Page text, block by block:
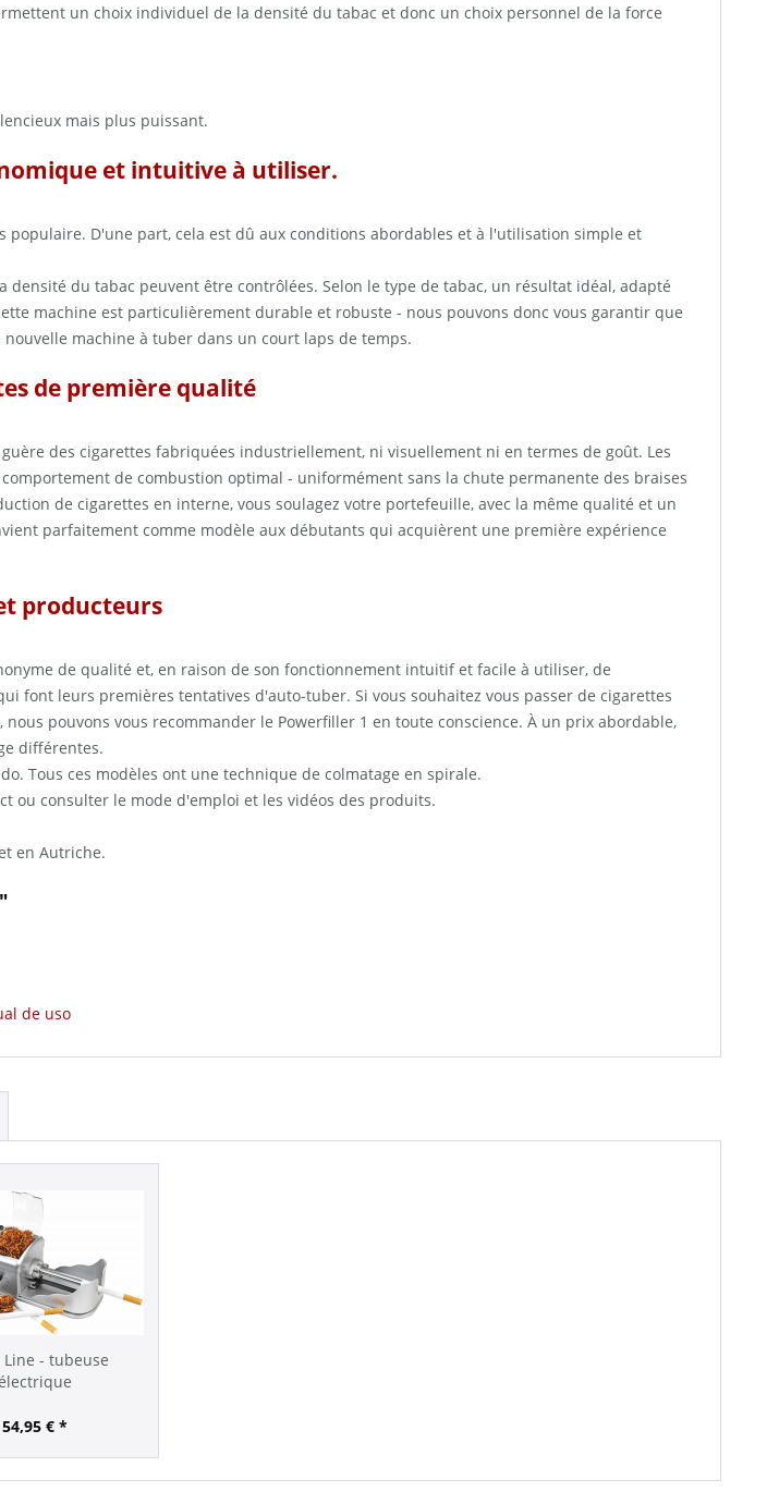
un choix individuel de la densité du tabac et donc un choix personnel de la force
mais plus puissant.
et intuitive à utiliser.
D'une part, cela est dû aux conditions abordables et à l'utilisation simple et
du tabac peuvent être contrôlées. Selon le type de tabac, un résultat idéal, adapté
machine est particulièrement durable et robuste - nous pouvons donc vous garantir que
machine à tuber dans un court laps de temps.
de première qualité
des cigarettes fabriquées industriellement, ni visuellement ni en termes de goût. Les
de combustion optimal - uniformément sans la chute permanente des braises
de cigarettes en interne, vous soulagez votre portefeuille, avec la même qualité et un
parfaitement comme modèle aux débutants qui acquièrent une première expérience
producteurs
de qualité et, en raison de son fonctionnement intuitif et facile à utiliser, de
font leurs premières tentatives d'auto-tuber. Si vous souhaitez vous passer de cigarettes
pouvons vous recommander le Powerfiller 1 en toute conscience. À un prix abordable,
différentes.
Tous ces modèles ont une technique de colmatage en spirale.
ou consulter le mode d'emploi et les vidéos des produits.
en Autriche.
de uso
Line - tubeuse
54,95 € *